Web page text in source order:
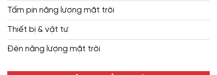
Tấm pin năng lượng mặt trời
Thiết bị & vật tư
Đèn năng lượng mặt trời